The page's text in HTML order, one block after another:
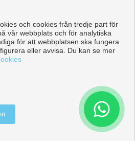
Ring
till salu i Orihuela
av
och cookies från tredje part för
vår webbplats och för analytiska
för att webbplatsen ska fungera
eller avvisa. Du kan se mer